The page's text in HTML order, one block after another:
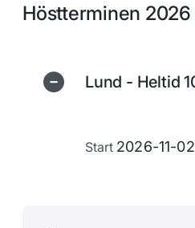
Höstterminen 2026
Lund - Heltid
Start 2026-11-02